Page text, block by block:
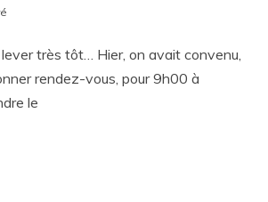
très tôt… Hier, on avait convenu,
rendez-vous, pour 9h00 à
le